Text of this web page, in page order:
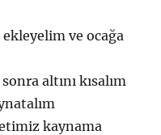
ekleyelim ve ocağa
altını kısalım
kaynama